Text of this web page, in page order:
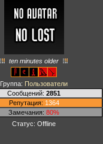
ten minutes older
Группа: Пользователи
Сообщений: 2851
Репутация: 1364
Замечания: 80%
Статус: Offline